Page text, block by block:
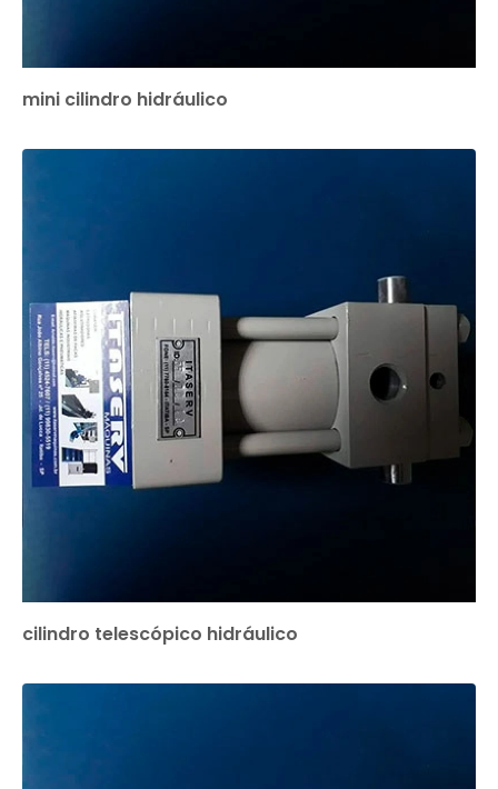
mini cilindro hidráulico
cilindro telescópico hidráulico